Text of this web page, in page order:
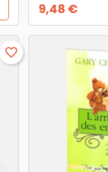
Prix
9,48 €
favorite_border